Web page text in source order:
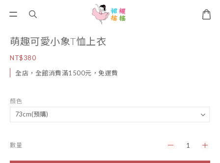
萌趣可愛小象T恤上衣
NT$380
全店，全館消費滿1500元，免運費
顏色
數量